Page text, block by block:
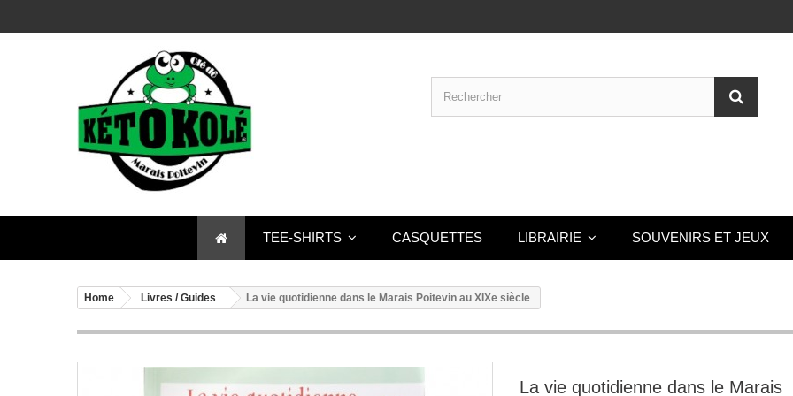
TEE-SHIRTS CASQUETTES LIBRAIRIE SOUVENIRS ET JEUX
Home Livres / Guides La vie quotidienne dans le Marais Poitevin au XIXe siècle
La vie quotidienne dans le Marais